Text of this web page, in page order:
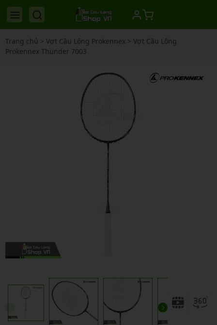
Trang chủ > Vợt Cầu Lông Prokennex> Vợt Cầu Lông
Prokennex Thunder 7003